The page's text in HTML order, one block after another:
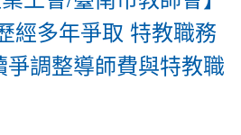
經多年爭取 特教職務
調整導師費與特教職